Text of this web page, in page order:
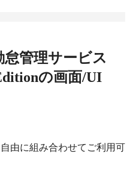
管理サービス
の画面/UI
由に組み合わせてご利用可